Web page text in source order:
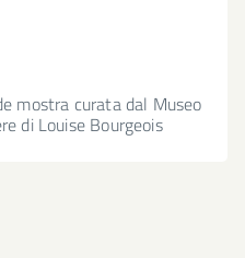
mostra curata dal Museo
di Louise Bourgeois